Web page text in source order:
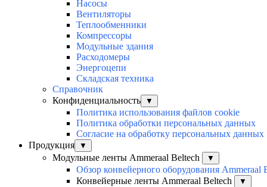
Насосы
Вентиляторы
Теплообменники
Компрессоры
Модульные здания
Расходомеры
Энергоцепи
Складская техника
Справочник
Конфиденциальность
▼
Политика использования файлов cookie
Политика обработки персональных данных
Согласие на обработку персональных данных
Продукция
▼
Модульные ленты Ammeraal Beltech ▼
Обзор конвейерного оборудования Ammeraal
Конвейерные ленты Ammeraal Beltech
▼